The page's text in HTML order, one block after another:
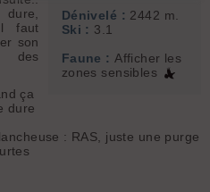
Dénivelé : 2442 m.
Ski : 3.1
Faune : Afficher les
zones sensibles
faut
son
des
ça
dure
: RAS, juste une purge